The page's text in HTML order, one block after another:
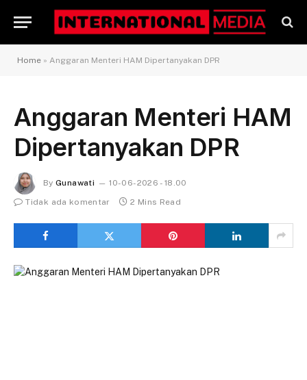
Home » Anggaran Menteri HAM Dipertanyakan DPR
Anggaran Menteri HAM
Dipertanyakan DPR
By Gunawati
10-06-2026 - 18.00
Tidak ada komentar
2 Mins Read